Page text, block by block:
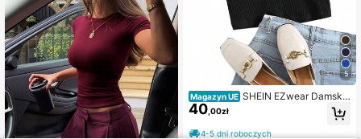
5
Magazyn UE SHEIN EZwear Damska
bluzka casualowa z dekoltem w ser
ek i krótkim rękawem, do noszenia
na co dzień
40 ,00zł
4-5 dni roboczych